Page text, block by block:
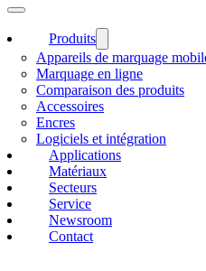
Produits
Appareils de marquage
Marquage en ligne
Comparaison des produits
Accessoires
Encres
Logiciels et intégration
Applications
Matériaux
Secteurs
Service
Newsroom
Contact